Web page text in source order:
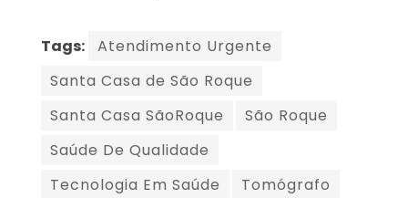
Tags:
Atendimento Urgente
Santa Casa de São Roque
Santa Casa SãoRoque
São Roque
Saúde De Qualidade
Tecnologia Em Saúde
Tomógrafo